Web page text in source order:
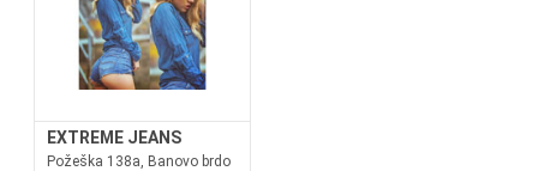
EXTREME JEANS
Požeška 138a, Banovo brdo